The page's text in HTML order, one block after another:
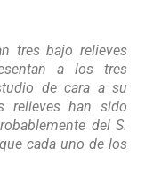
tres bajo relieves
a los tres
de cara a su
relieves han sido
del S.
cada uno de los